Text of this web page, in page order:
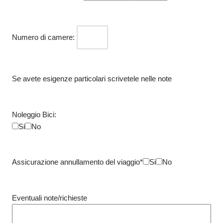
Numero di camere:
Se avete esigenze particolari scrivetele nelle note
Noleggio Bici:
Si
No
Assicurazione annullamento del viaggio* Si No
Eventuali note/richieste